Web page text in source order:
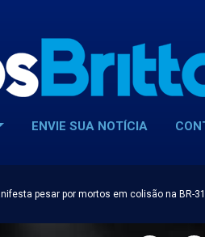
ENVIE SUA NOTÍCIA
pesar por mortos em colisão na BR-